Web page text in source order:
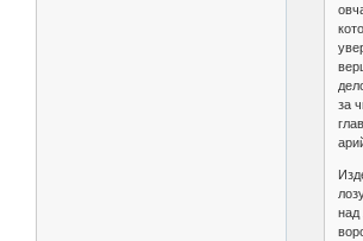
за
над